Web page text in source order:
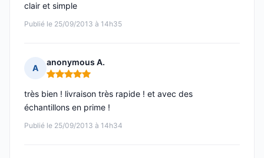
Publié le 25/09/2013 à 14h35
clair et simple
A
anonymous A.
Note : 5 sur 5
Publié le 25/09/2013 à 14h34
très bien ! livraison très rapide ! et avec des
échantillons en prime !